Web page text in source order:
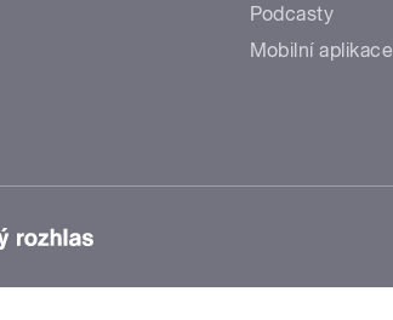
Podcasty
Mobilní aplikace